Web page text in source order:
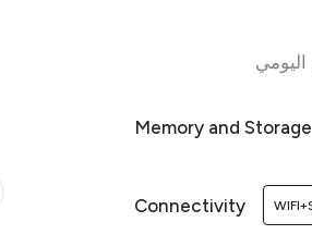
Memory and Storage
Connectivity